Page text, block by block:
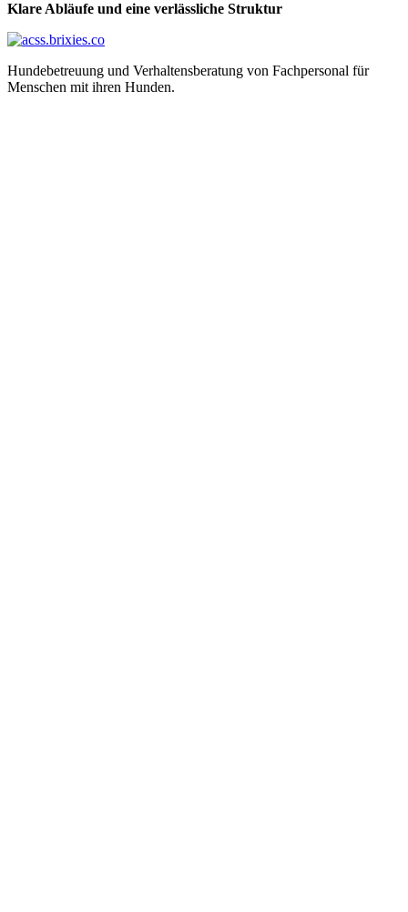
Klare Abläufe und eine verlässliche Struktur
Hundebetreuung und Verhaltensberatung von Fachpersonal für
Menschen mit ihren Hunden.